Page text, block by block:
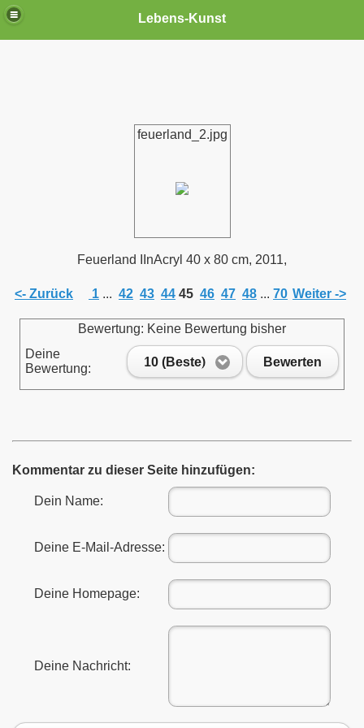
Lebens-Kunst
feuerland_2.jpg
Feuerland IInAcryl 40 x 80 cm, 2011,
<- Zurück 1 ... 42 43 44 45 46 47 48 ... 70 Weiter ->
Bewertung: Keine Bewertung bisher
Deine
Bewertung:
10 (Beste) Bewerten
Kommentar zu dieser Seite hinzufügen:
Dein Name:
Deine E-Mail-Adresse:
Deine Homepage:
Deine Nachricht: